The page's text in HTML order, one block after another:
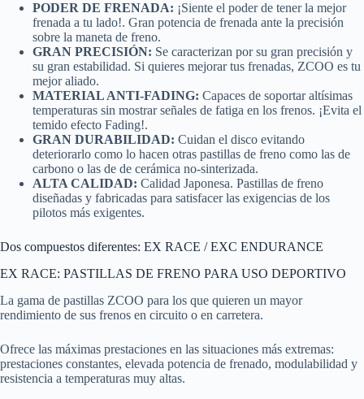
PODER DE FRENADA: ¡Siente el poder de tener la mejor
frenada a tu lado!. Gran potencia de frenada ante la precisión
sobre la maneta de freno.
GRAN PRECISIÓN: Se caracterizan por su gran precisión y
su gran estabilidad. Si quieres mejorar tus frenadas, ZCOO es tu
mejor aliado.
MATERIAL ANTI-FADING: Capaces de soportar altísimas
temperaturas sin mostrar señales de fatiga en los frenos. ¡Evita el
temido efecto Fading!.
GRAN DURABILIDAD: Cuidan el disco evitando
deteriorarlo como lo hacen otras pastillas de freno como las de
carbono o las de de cerámica no-sinterizada.
ALTA CALIDAD: Calidad Japonesa. Pastillas de freno
diseñadas y fabricadas para satisfacer las exigencias de los
pilotos más exigentes.
Dos compuestos diferentes: EX RACE / EXC ENDURANCE
EX RACE: PASTILLAS DE FRENO PARA USO DEPORTIVO
La gama de pastillas ZCOO para los que quieren un mayor
rendimiento de sus frenos en circuito o en carretera.
Ofrece las máximas prestaciones en las situaciones más extremas:
prestaciones constantes, elevada potencia de frenado, modulabilidad y
resistencia a temperaturas muy altas.